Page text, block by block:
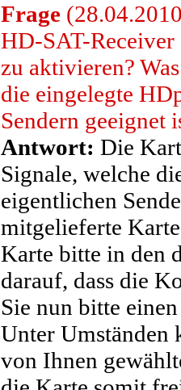
Frage
HD-SAT-
zu aktivieren?
die eingelegte
Sendern geeignet
Antwort: Die
Signale, welche
eigentlichen
mitgelieferte
Karte bitte in den
darauf, dass die
Sie nun bitte
Unter Umständen
von Ihnen